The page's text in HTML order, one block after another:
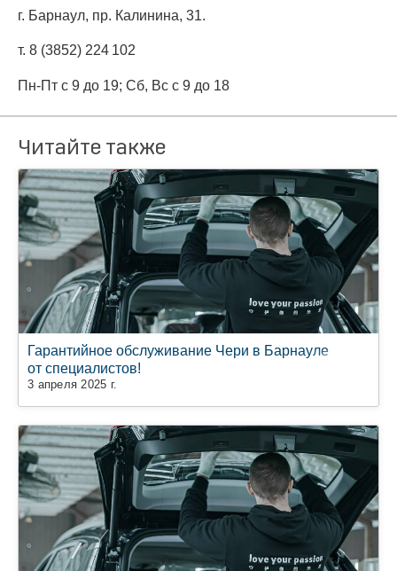
г. Барнаул, пр. Калинина, 31.
т. 8 (3852) 224 102
Пн-Пт с 9 до 19; Сб, Вс с 9 до 18
Читайте также
Гарантийное обслуживание Чери в Барнауле
от специалистов!
3 апреля 2025 г.